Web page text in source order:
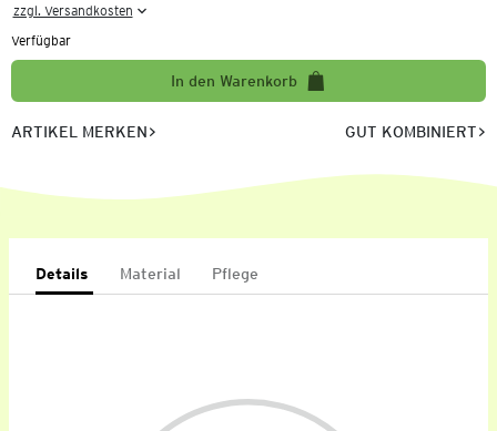
zzgl. Versandkosten
Verfügbar
In den Warenkorb
ARTIKEL MERKEN GUT KOMBINIERT
Details Material Pflege